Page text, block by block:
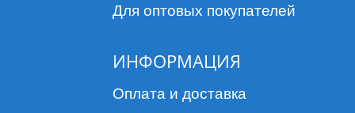
Для оптовых покупателей
ИНФОРМАЦИЯ
Оплата и доставка